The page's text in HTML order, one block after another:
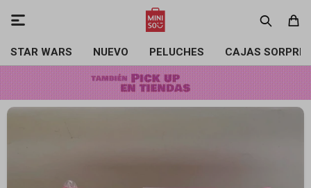
STAR WARS NUEVO PELUCHES CAJAS
